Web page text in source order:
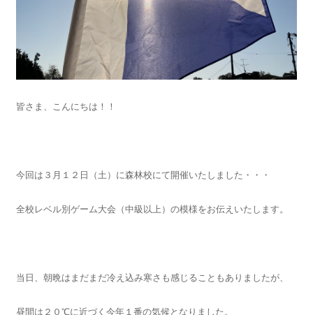
皆さま、こんにちは！！
今回は３月１２日（土）に森林校にて開催いたしました・・・
全校レベル別ゲーム大会（中級以上）の模様をお伝えいたします。
当日、朝晩はまだまだ冷え込み寒さも感じることもありましたが、
昼間は２０℃に近づく今年１番の気候となりました。